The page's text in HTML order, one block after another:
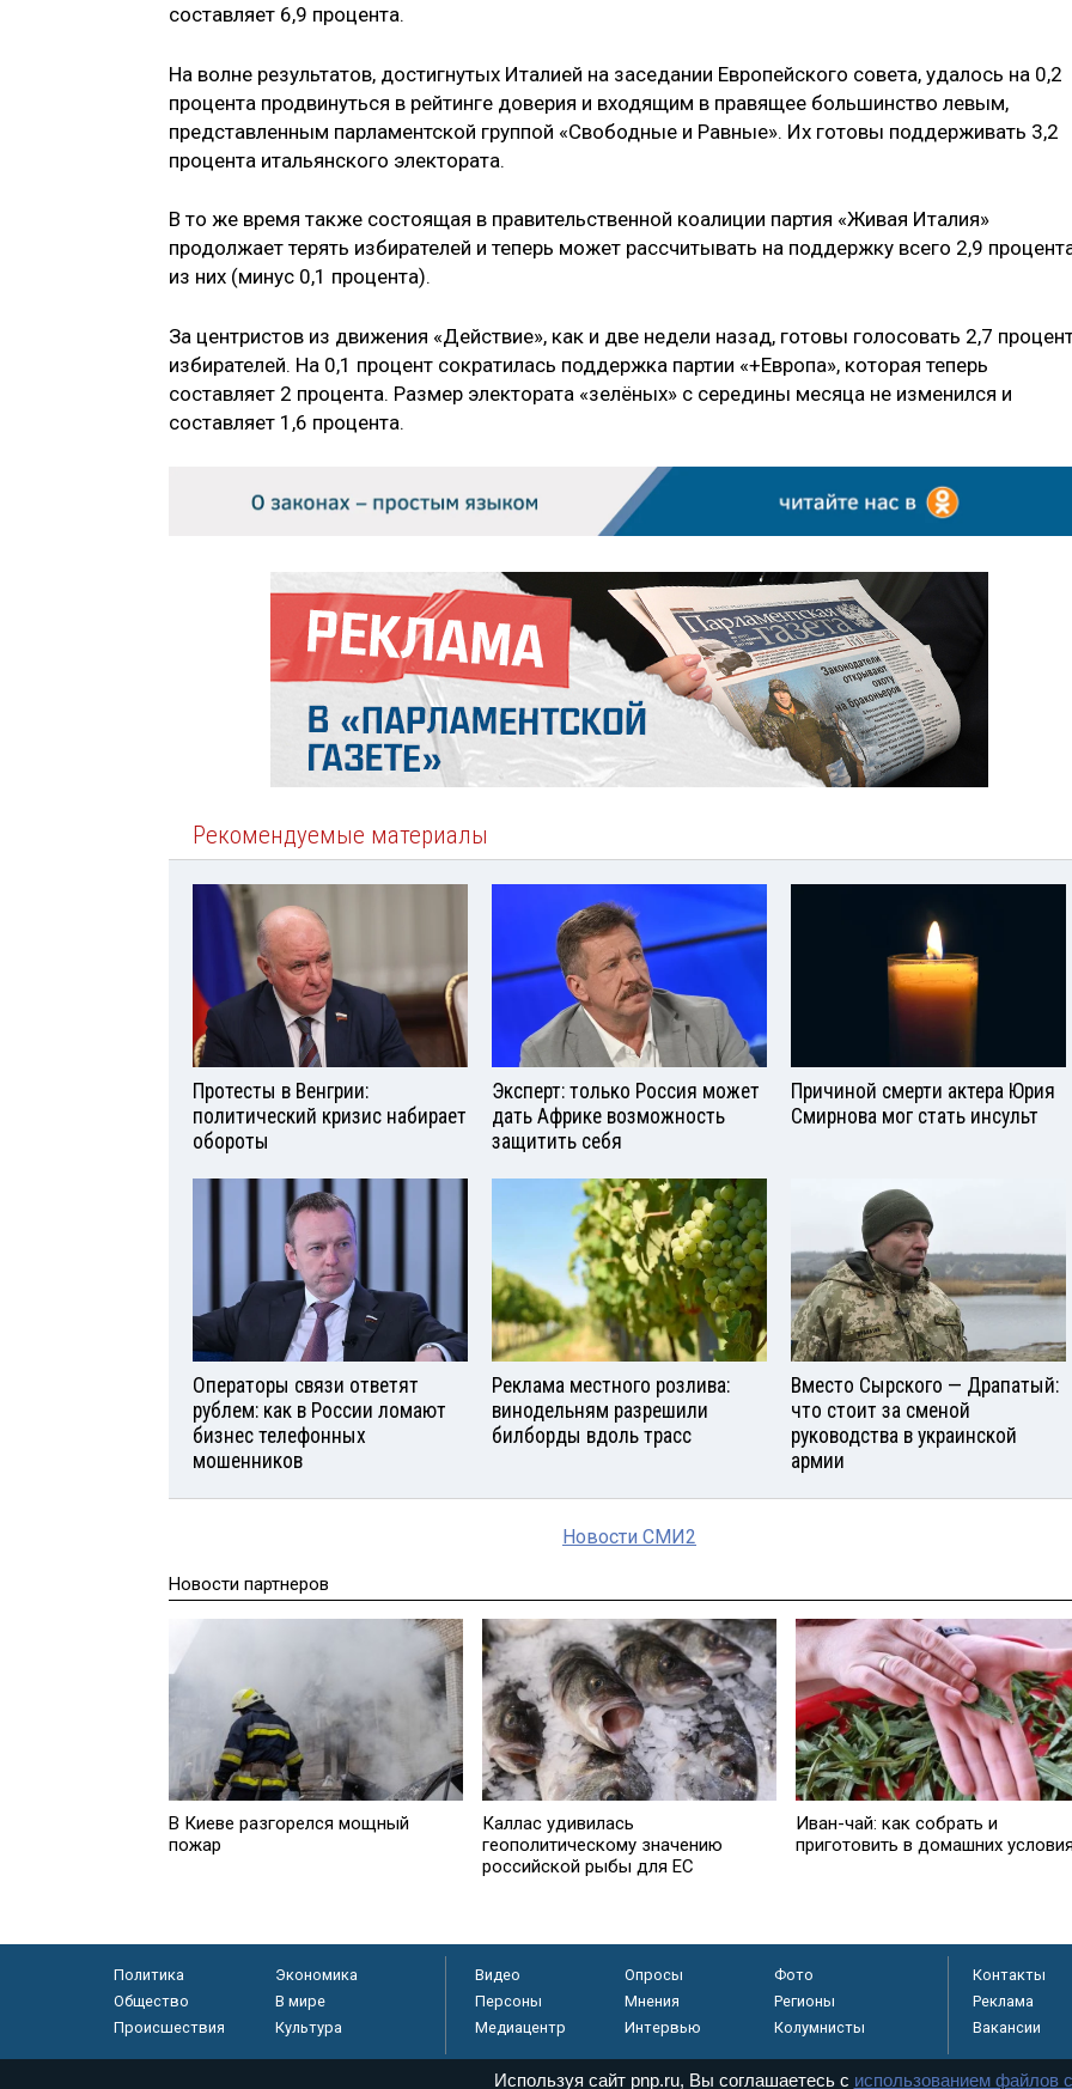
составляет 6,9 процента.
На волне результатов, достигнутых Италией на заседании Европейского совета, удалось на 0,2
процента продвинуться в рейтинге доверия и входящим в правящее большинство левым,
представленным парламентской группой «Свободные и Равные». Их готовы поддерживать 3,2
процента итальянского электората.
В то же время также состоящая в правительственной коалиции партия «Живая Италия»
продолжает терять избирателей и теперь может рассчитывать на поддержку всего 2,9
из них (минус 0,1 процента).
За центристов из движения «Действие», как и две недели назад, готовы голосовать 2,7
избирателей. На 0,1 процент сократилась поддержка партии «+Европа», которая теперь
составляет 2 процента. Размер электората «зелёных» с середины месяца не изменился и
составляет 1,6 процента.
Рекомендуемые материалы
Протесты в Венгрии:
политический кризис набирает
обороты
Эксперт: только Россия может
дать Африке возможность
защитить себя
Причиной смерти актера Юрия
Смирнова мог стать инсульт
Операторы связи ответят
рублем: как в России ломают
бизнес телефонных
мошенников
Реклама местного розлива:
винодельням разрешили
билборды вдоль трасс
Вместо Сырского — Драпатый:
что стоит за сменой
руководства в украинской
армии
Новости СМИ2
Новости партнеров
В Киеве разгорелся мощный
пожар
Каллас удивилась
геополитическому значению
российской рыбы для ЕС
Иван-чай: как собрать и
приготовить в домашних
Политика
Экономика
Общество
В мире
Происшествия
Культура
Видео Опросы
Фото
Персоны
Мнения
Регионы
Медиацентр
Интервью Колумнисты
Контакты
Реклама
Вакансии
Используя сайт pnp.ru, Вы соглашаетесь с использованием файлов